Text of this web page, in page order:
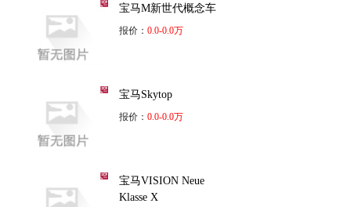
宝马M新世代概念车
报价： 0.0-0.0万
宝马Skytop
报价： 0.0-0.0万
宝马VISION Neue
Klasse X